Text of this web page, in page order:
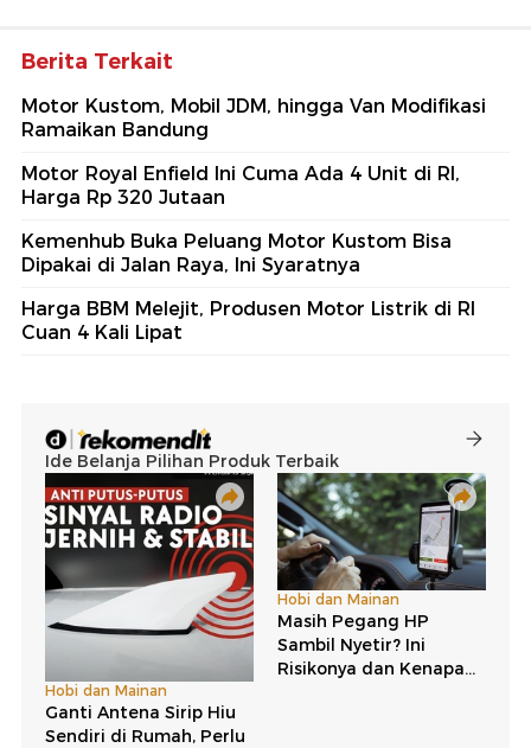
Berita Terkait
Motor Kustom, Mobil JDM, hingga Van Modifikasi
Ramaikan Bandung
Motor Royal Enfield Ini Cuma Ada 4 Unit di RI,
Harga Rp 320 Jutaan
Kemenhub Buka Peluang Motor Kustom Bisa
Dipakai di Jalan Raya, Ini Syaratnya
Harga BBM Melejit, Produsen Motor Listrik di RI
Cuan 4 Kali Lipat